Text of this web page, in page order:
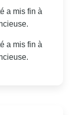
a mis fin à
a mis fin à